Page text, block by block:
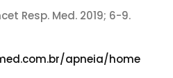
Resp. Med. 2019; 6-9.
apneia/home